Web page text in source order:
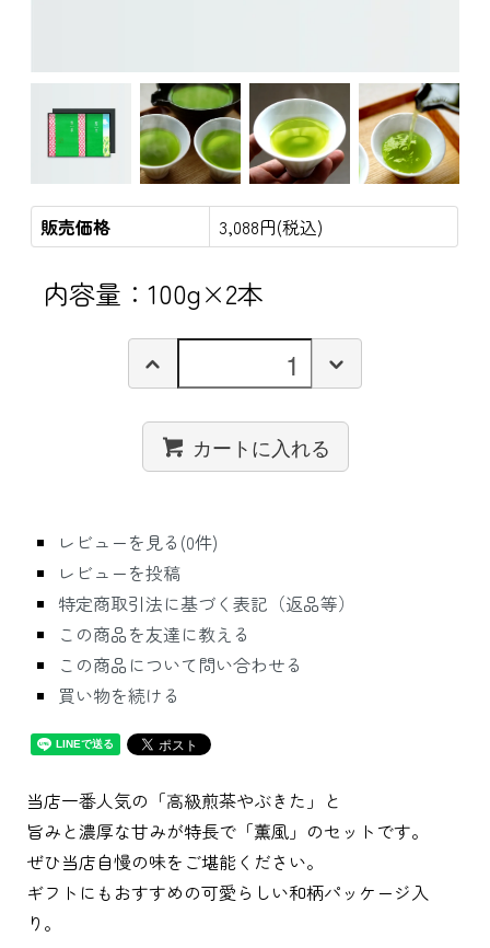
販売価格 3,088円(税込)
内容量：100g×2本
カートに入れる
レビューを見る(0件)
レビューを投稿
特定商取引法に基づく表記（返品等）
この商品を友達に教える
この商品について問い合わせる
買い物を続ける
当店一番人気の「高級煎茶やぶきた」と
旨みと濃厚な甘みが特長で「薫風」のセットです。
ぜひ当店自慢の味をご堪能ください。
ギフトにもおすすめの可愛らしい和柄パッケージ入
り。